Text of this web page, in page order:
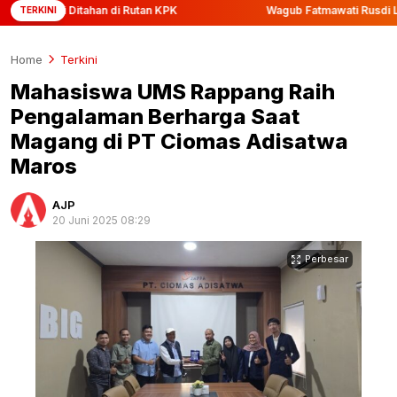
TERKINI
di Rutan KPK Wagub Fatmawati Rusdi Lepas Ekspor
Home Terkini
Mahasiswa UMS Rappang Raih
Pengalaman Berharga Saat
Magang di PT Ciomas Adisatwa
Maros
AJP
20 Juni 2025 08:29
Perbesar